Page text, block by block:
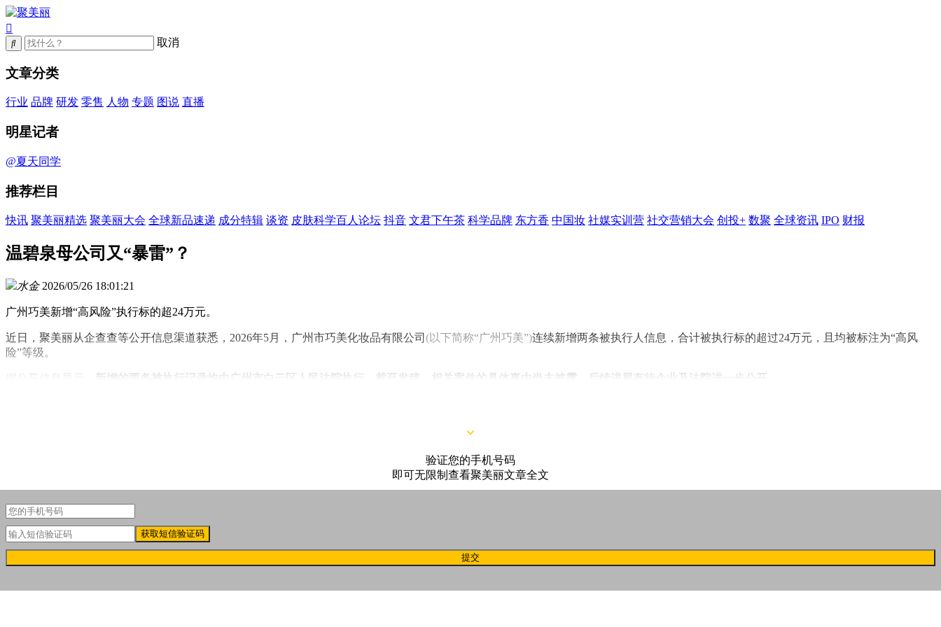
取消
文章分类
行业 品牌 研发 零售 人物 专题 图说 直播
明星记者
@夏天同学
推荐栏目
快讯 聚美丽精选 聚美丽大会 全球新品速递 成分特辑 谈资 皮肤科学百人论坛 抖音 文君下午茶 科学品牌 东方香 中国妆 社媒实训营 社交营销大会 创投+ 数聚 全球资讯 IPO 财报
温碧泉母公司又“暴雷”？
水金 2026/05/26 18:01:21
广州巧美新增“高风险”执行标的超24万元。
近日，聚美丽从企查查等公开信息渠道获悉，2026年5月，广州市巧美化妆品有限公司(以下简称“广州巧美”)连续新增两条被执行人信息，合计被执行标的超过24万元，且均被标注为“高风
险”等级。
据公开信息显示， 新增的两条被执行记录均由广州市白云区人民法院执行，截至发稿，相关案件的具体事由尚未披露，后续进展有待企业及法院进一步公开。
验证您的手机号码
即可无限制查看聚美丽文章全文
获取短信验证码
提交